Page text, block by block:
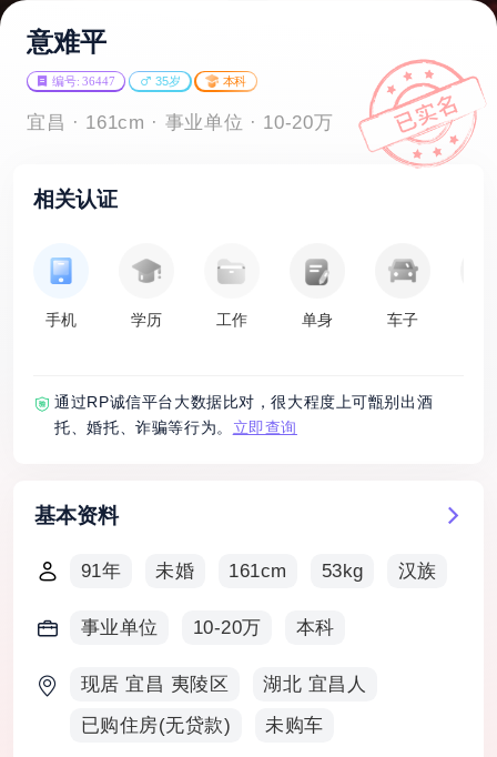
意难平
编号: 36447 35岁 本科
宜昌 · 161cm · 事业单位 · 10-20万
相关认证
手机 学历 工作 单身 车子
通过RP诚信平台大数据比对，很大程度上可甑别出酒
托、婚托、诈骗等行为。 立即查询
基本资料
91年 未婚 161cm 53kg 汉族
事业单位 10-20万 本科
现居 宜昌 夷陵区
湖北 宜昌人
已购住房(无贷款)
未购车